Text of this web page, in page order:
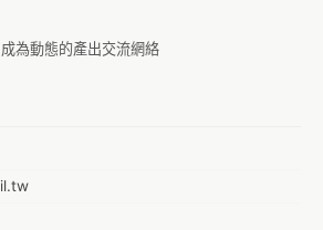
為動態的產出交流網絡